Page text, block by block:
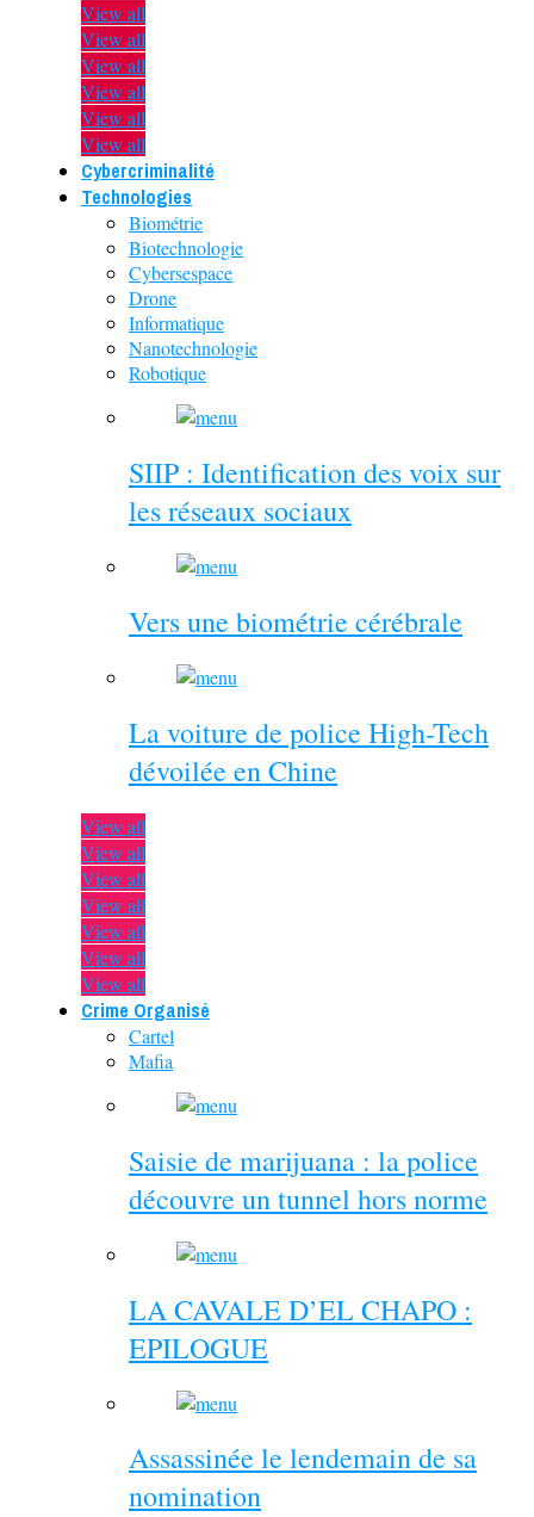
View all
View all
View all
View all
View all
View all
Cybercriminalité
Technologies
Biométrie
Biotechnologie
Cybersespace
Drone
Informatique
Nanotechnologie
Robotique
SIIP : Identification des voix sur
les réseaux sociaux
Vers une biométrie cérébrale
La voiture de police High-Tech
dévoilée en Chine
View all
View all
View all
View all
View all
View all
View all
Crime Organisé
Cartel
Mafia
Saisie de marijuana : la police
découvre un tunnel hors norme
LA CAVALE D’EL CHAPO :
EPILOGUE
Assassinée le lendemain de sa
nomination